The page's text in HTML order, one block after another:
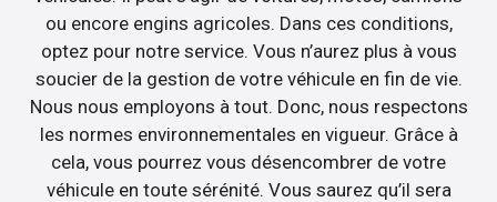
ou encore engins agricoles. Dans ces conditions,
optez pour notre service. Vous n’aurez plus à vous
soucier de la gestion de votre véhicule en fin de vie.
Nous nous employons à tout. Donc, nous respectons
les normes environnementales en vigueur. Grâce à
cela, vous pourrez vous désencombrer de votre
véhicule en toute sérénité. Vous saurez qu’il sera